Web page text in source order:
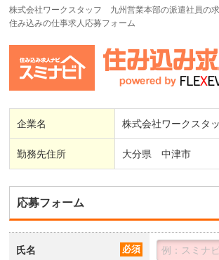
株式会社ワークスタッフ 九州営業本部の派遣社員の
住み込みの仕事求人応募フォーム
企業名 株式会社ワークスタ
勤務先住所 大分県 中津市
応募フォーム
氏名 必須